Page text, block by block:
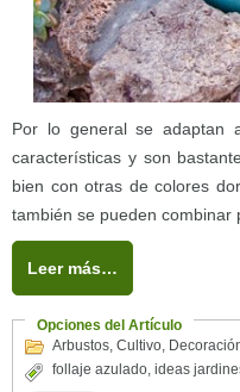
Por lo general se adaptan
características y son
bien con otras de colores
también se pueden combinar
Leer más…
Opciones del Artículo
Arbustos, Cultivo,
follaje azulado, ideas